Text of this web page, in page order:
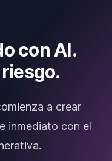
con AI.
a crear
inmediato con el